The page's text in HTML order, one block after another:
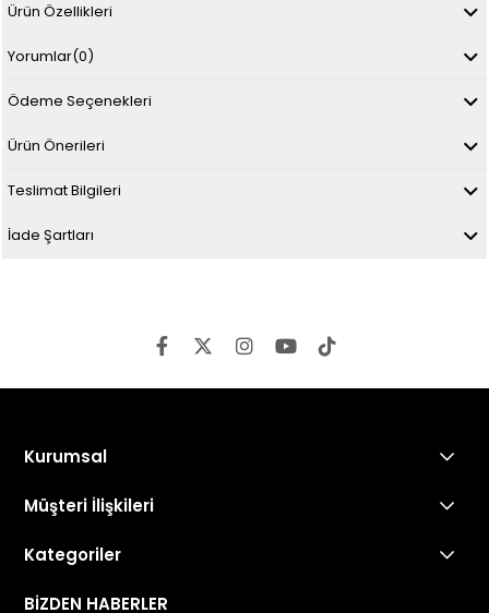
Ürün Özellikleri
Yorumlar(0)
Ödeme Seçenekleri
Ürün Önerileri
Teslimat Bilgileri
İade Şartları
Kurumsal
Müşteri İlişkileri
Kategoriler
BİZDEN HABERLER